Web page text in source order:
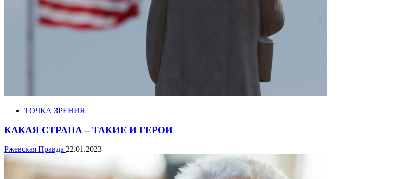
ТОЧКА ЗРЕНИЯ
КАКАЯ СТРАНА – ТАКИЕ И ГЕРОИ
Ржевская Правда 22.01.2023